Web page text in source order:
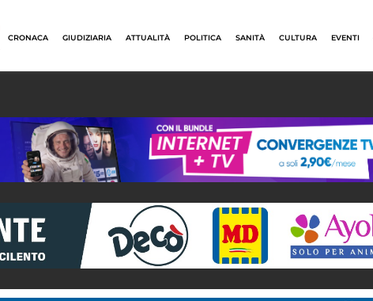
CRONACA GIUDIZIARIA ATTUALITÀ POLITICA SANITÀ CULTURA EVENTI